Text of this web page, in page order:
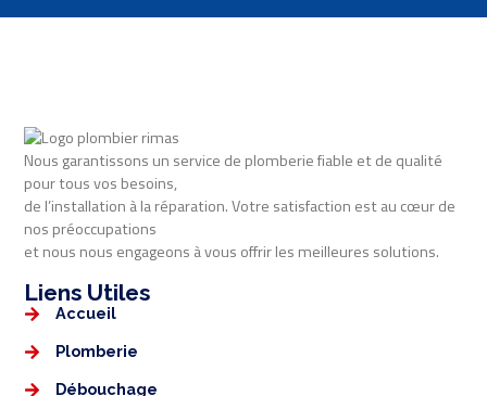
Nous garantissons un service de plomberie fiable et de qualité
pour tous vos besoins,
de l’installation à la réparation. Votre satisfaction est au cœur de
nos préoccupations
et nous nous engageons à vous offrir les meilleures solutions.
Liens Utiles​​
Accueil
Plomberie
Débouchage